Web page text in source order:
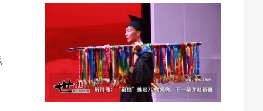
饭，守护一村老人的晚年安康